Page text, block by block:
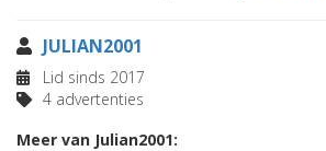
JULIAN2001
Lid sinds 2017
4 advertenties
Meer van Julian2001: